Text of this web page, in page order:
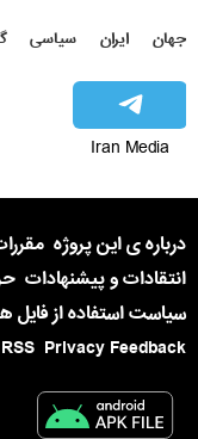
جهان ایران سیاسی
Iran Media
درباره ی این پروژه
انتقادات و پیشنهادات
سیاست استفاده از فایل
Privacy Feedback
RSS